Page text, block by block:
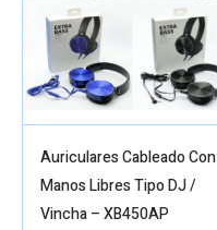
Auriculares Cableado Con
Manos Libres Tipo DJ /
Vincha – XB450AP